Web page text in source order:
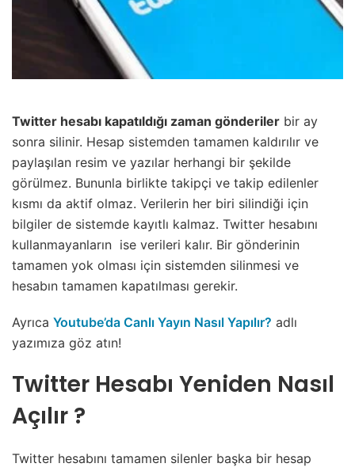
Twitter hesabı kapatıldığı zaman gönderiler bir ay
sonra silinir. Hesap sistemden tamamen kaldırılır ve
paylaşılan resim ve yazılar herhangi bir şekilde
görülmez. Bununla birlikte takipçi ve takip edilenler
kısmı da aktif olmaz. Verilerin her biri silindiği için
bilgiler de sistemde kayıtlı kalmaz. Twitter hesabını
kullanmayanların ise verileri kalır. Bir gönderinin
tamamen yok olması için sistemden silinmesi ve
hesabın tamamen kapatılması gerekir.
Ayrıca Youtube’da Canlı Yayın Nasıl Yapılır? adlı
yazımıza göz atın!
Twitter Hesabı Yeniden Nasıl
Açılır ?
Twitter hesabını tamamen silenler başka bir hesap